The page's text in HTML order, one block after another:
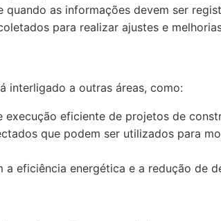
quando as informações devem ser
para realizar ajustes e
interligado a outras áreas, como:
execução eficiente de projetos de
que podem ser utilizados para
a eficiência energética e a redução de